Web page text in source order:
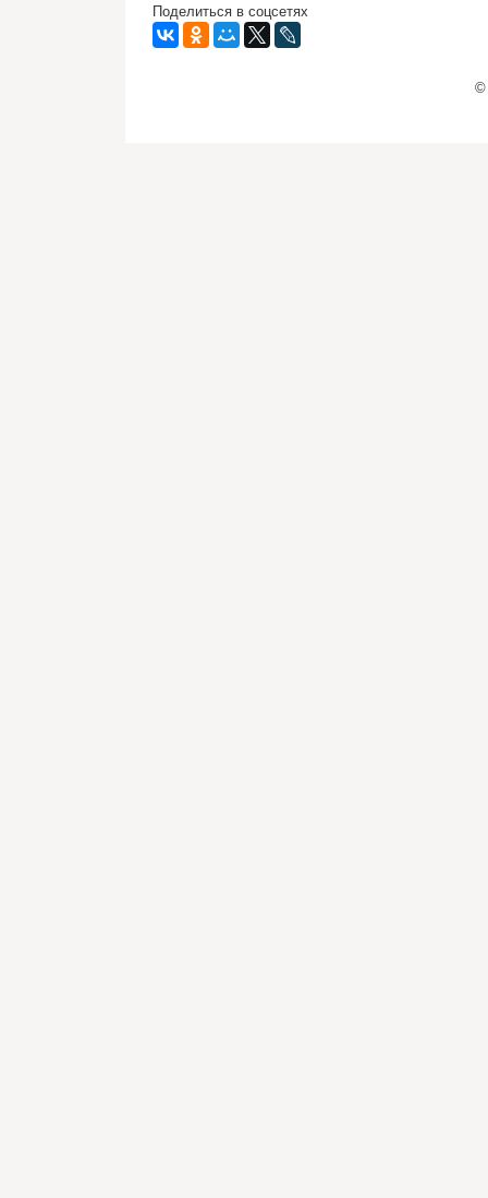
Поделиться в соцсетях
©